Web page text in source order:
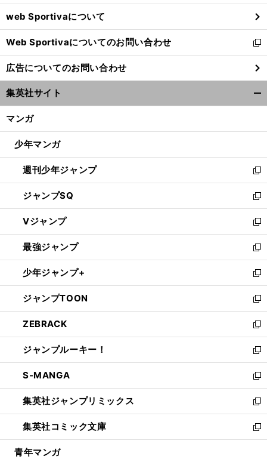
ウ
で
開
く
web Sportivaについて
Web Sportivaについてのお問い合わせ
新
し
い
ウ
ィ
ン
ウ
開
く
広告についてのお問い合わせ
集英社サイト
マンガ
少年マンガ
週刊少年ジャンプ
新
し
い
ウ
ィ
ン
ド
ウ
で
開
く
ジャンプSQ
新
し
い
ウ
ィ
ン
ド
ウ
で
開
く
Vジャンプ
新
し
い
ウ
ィ
ン
ド
ウ
で
開
く
最強ジャンプ
新
し
い
ウ
ィ
ン
ド
ウ
で
開
く
少年ジャンプ+
新
し
い
ウ
ィ
ン
ド
ウ
で
開
く
ジャンプTOON
新
し
い
ウ
ィ
ン
ド
ウ
で
開
く
ZEBRACK
新
し
い
ウ
ィ
ン
ド
ウ
で
開
ジャンプルーキー！
新
し
い
ウ
ィ
ン
ド
ウ
S-MANGA
新
し
い
ウ
ィ
ン
集英社ジャンプリミックス
新
し
い
ウ
集英社コミック文庫
新
し
青年マンガ